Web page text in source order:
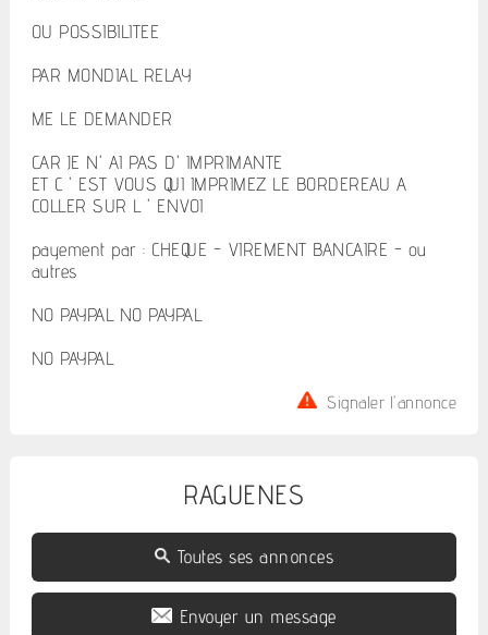
OU POSSIBILITEE
PAR MONDIAL RELAY
ME LE DEMANDER
CAR JE N' AI PAS D' IMPRIMANTE
ET C ' EST VOUS QUI IMPRIMEZ LE BORDEREAU A
COLLER SUR L ' ENVOI
payement par : CHEQUE - VIREMENT BANCAIRE - ou
autres
NO PAYPAL NO PAYPAL
NO PAYPAL
Signaler l'annonce
RAGUENES
Toutes ses annonces
Envoyer un message